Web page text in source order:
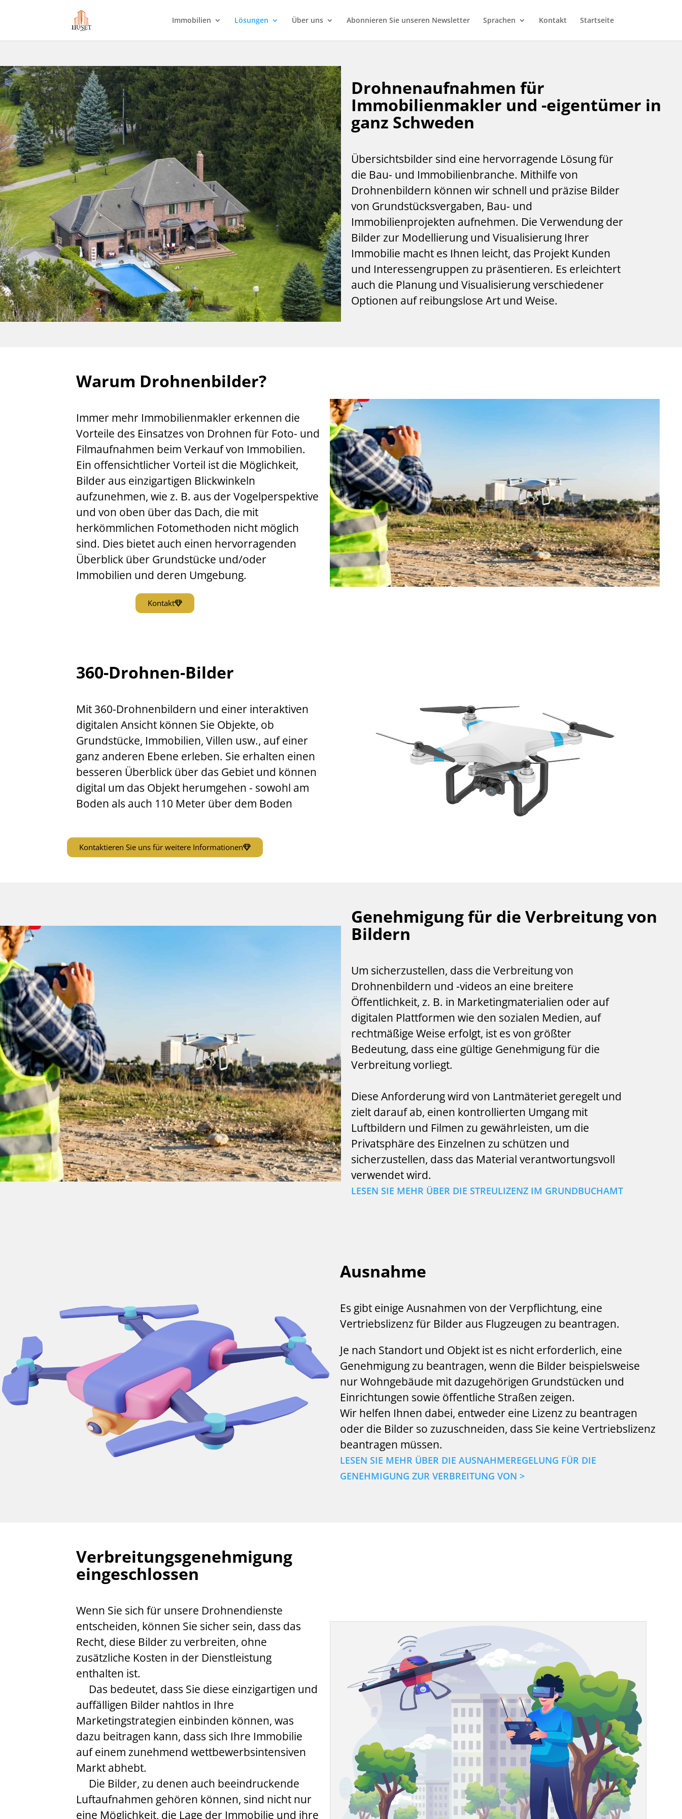
Immobilien Lösungen Über uns Abonnieren Sie unseren Newsletter Sprachen Kontakt Startseite
Drohnenaufnahmen für
Immobilienmakler und -eigentümer in
ganz Schweden
Übersichtsbilder sind eine hervorragende Lösung für
die Bau- und Immobilienbranche. Mithilfe von
Drohnenbildern können wir schnell und präzise Bilder
von Grundstücksvergaben, Bau- und
Immobilienprojekten aufnehmen. Die Verwendung der
Bilder zur Modellierung und Visualisierung Ihrer
Immobilie macht es Ihnen leicht, das Projekt Kunden
und Interessengruppen zu präsentieren. Es erleichtert
auch die Planung und Visualisierung verschiedener
Optionen auf reibungslose Art und Weise.
Warum Drohnenbilder?
Immer mehr Immobilienmakler erkennen die
Vorteile des Einsatzes von Drohnen für Foto- und
Filmaufnahmen beim Verkauf von Immobilien.
Ein offensichtlicher Vorteil ist die Möglichkeit,
Bilder aus einzigartigen Blickwinkeln
aufzunehmen, wie z. B. aus der Vogelperspektive
und von oben über das Dach, die mit
herkömmlichen Fotomethoden nicht möglich
sind. Dies bietet auch einen hervorragenden
Überblick über Grundstücke und/oder
Immobilien und deren Umgebung.
Kontakt
360-Drohnen-Bilder
Mit 360-Drohnenbildern und einer interaktiven
digitalen Ansicht können Sie Objekte, ob
Grundstücke, Immobilien, Villen usw., auf einer
ganz anderen Ebene erleben. Sie erhalten einen
besseren Überblick über das Gebiet und können
digital um das Objekt herumgehen - sowohl am
Boden als auch 110 Meter über dem Boden
Kontaktieren Sie uns für weitere Informationen
Genehmigung für die Verbreitung von
Bildern
Um sicherzustellen, dass die Verbreitung von
Drohnenbildern und -videos an eine breitere
Öffentlichkeit, z. B. in Marketingmaterialien oder auf
digitalen Plattformen wie den sozialen Medien, auf
rechtmäßige Weise erfolgt, ist es von größter
Bedeutung, dass eine gültige Genehmigung für die
Verbreitung vorliegt.
Diese Anforderung wird von Lantmäteriet geregelt und
zielt darauf ab, einen kontrollierten Umgang mit
Luftbildern und Filmen zu gewährleisten, um die
Privatsphäre des Einzelnen zu schützen und
sicherzustellen, dass das Material verantwortungsvoll
verwendet wird.
LESEN SIE MEHR ÜBER DIE STREULIZENZ IM GRUNDBUCHAMT
Ausnahme
Es gibt einige Ausnahmen von der Verpflichtung, eine
Vertriebslizenz für Bilder aus Flugzeugen zu beantragen.
Je nach Standort und Objekt ist es nicht erforderlich, eine
Genehmigung zu beantragen, wenn die Bilder beispielsweise
nur Wohngebäude mit dazugehörigen Grundstücken und
Einrichtungen sowie öffentliche Straßen zeigen.
Wir helfen Ihnen dabei, entweder eine Lizenz zu beantragen
oder die Bilder so zuzuschneiden, dass Sie keine Vertriebslizenz
beantragen müssen.
LESEN SIE MEHR ÜBER DIE AUSNAHMEREGELUNG FÜR DIE
GENEHMIGUNG ZUR VERBREITUNG VON >
Verbreitungsgenehmigung
eingeschlossen
Wenn Sie sich für unsere Drohnendienste
entscheiden, können Sie sicher sein, dass das
Recht, diese Bilder zu verbreiten, ohne
zusätzliche Kosten in der Dienstleistung
enthalten ist.
Das bedeutet, dass Sie diese einzigartigen und
auffälligen Bilder nahtlos in Ihre
Marketingstrategien einbinden können, was
dazu beitragen kann, dass sich Ihre Immobilie
auf einem zunehmend wettbewerbsintensiven
Markt abhebt.
Die Bilder, zu denen auch beeindruckende
Luftaufnahmen gehören können, sind nicht nur
eine Möglichkeit, die Lage der Immobilie und ihre